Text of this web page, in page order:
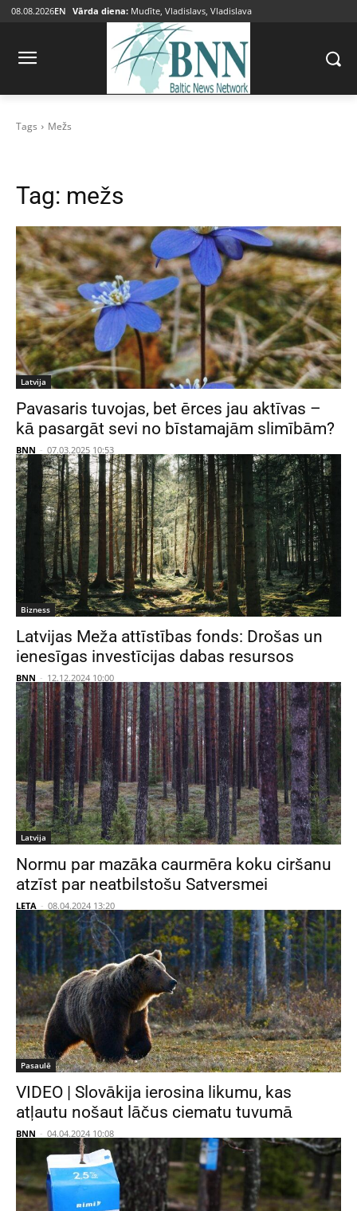
08.08.2026EN Vārda diena: Mudīte, Vladislavs, Vladislava
Tags Mežs
Tag: mežs
Latvija
Pavasaris tuvojas, bet ērces jau aktīvas –
kā pasargāt sevi no bīstamajām slimībām?
BNN - 07.03.2025 10:53
Bizness
Latvijas Meža attīstības fonds: Drošas un
ienesīgas investīcijas dabas resursos
BNN - 12.12.2024 10:00
Latvija
Normu par mazāka caurmēra koku ciršanu
atzīst par neatbilstošu Satversmei
LETA - 08.04.2024 13:20
Pasaulē
VIDEO | Slovākija ierosina likumu, kas
atļautu nošaut lāčus ciematu tuvumā
BNN - 04.04.2024 10:08